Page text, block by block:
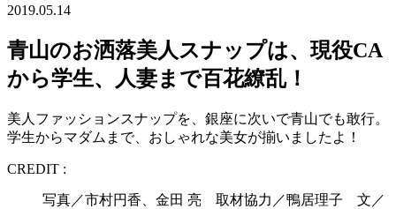
2019.05.14
青山のお洒落美人スナップは、現役CA
から学生、人妻まで百花繚乱！
美人ファッションスナップを、銀座に次いで青山でも敢行。
学生からマダムまで、おしゃれな美女が揃いましたよ！
CREDIT :
写真／市村円香、金田 亮 取材協力／鴨居理子 文／